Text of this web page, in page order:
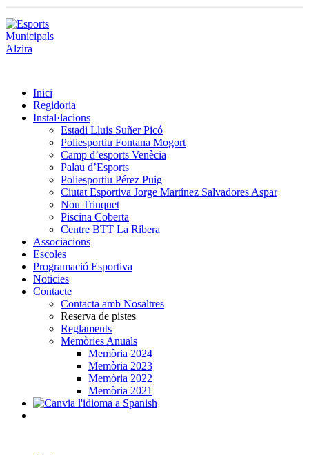
Inici
Regidoria
Instal·lacions
Estadi Lluis Suñer Picó
Poliesportiu Fontana Mogort
Camp d’esports Venècia
Palau d’Esports
Poliesportiu Pérez Puig
Ciutat Esportiva Jorge Martínez Salvadores Aspar
Nou Trinquet
Piscina Coberta
Centre BTT La Ribera
Associacions
Escoles
Programació Esportiva
Noticies
Contacte
Contacta amb Nosaltres
Reserva de pistes
Reglaments
Memòries Anuals
Memòria 2024
Memòria 2023
Memòria 2022
Memòria 2021